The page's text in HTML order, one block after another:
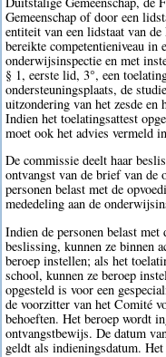
Gemeenschap of door een
entiteit van een lidstaat van
bereikte competentieniveau in
onderwijsinspectie en met
§ 1, eerste lid, 3°, een
ondersteuningsplaats, de
uitzondering van het zesde en
Indien het toelatingsattest
moet ook het advies vermeld
De commissie deelt haar
ontvangst van de brief van de
personen belast met de
mededeling aan de
Indien de personen belast
beslissing, kunnen ze binnen
beroep instellen; als het
school, kunnen ze beroep
opgesteld is voor een
de voorzitter van het Comité
behoeften. Het beroep wordt
ontvangstbewijs. De datum
geldt als indieningsdatum.